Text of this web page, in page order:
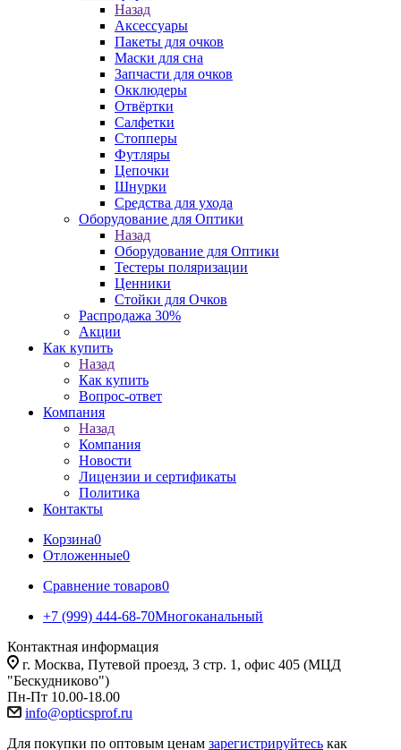
Назад
Аксессуары
Пакеты для очков
Маски для сна
Запчасти для очков
Окклюдеры
Отвёртки
Салфетки
Стопперы
Футляры
Цепочки
Шнурки
Средства для ухода
Оборудование для Оптики
Назад
Оборудование для Оптики
Тестеры поляризации
Ценники
Стойки для Очков
Распродажа 30%
Акции
Как купить
Назад
Как купить
Вопрос-ответ
Компания
Назад
Компания
Новости
Лицензии и сертификаты
Политика
Контакты
Корзина0
Отложенные0
Сравнение товаров0
+7 (999) 444-68-70Многоканальный
Контактная информация
г. Москва, Путевой проезд, 3 стр. 1, офис 405 (МЦД
"Бескудниково")
Пн-Пт 10.00-18.00
info@opticsprof.ru
Для покупки по оптовым ценам зарегистрируйтесь как